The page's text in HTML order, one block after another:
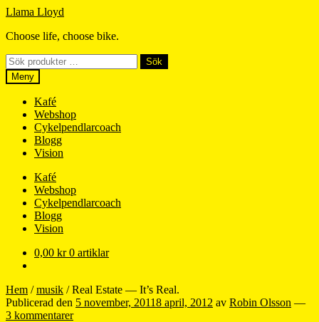
Hoppa
navigering
Hoppa
innehåll
Llama Lloyd
Choose life, choose bike.
Sök
efter:
Sök
Meny
Kafé
Webshop
Cykelpendlarcoach
Blogg
Vision
Kafé
Webshop
Cykelpendlarcoach
Blogg
Vision
0,00 kr 0 artiklar
Hem /musik /Real Estate — It’s Real.
Publicerad den 5 november, 20118 april, 2012 av Robin Olsson —
3 kommentarer